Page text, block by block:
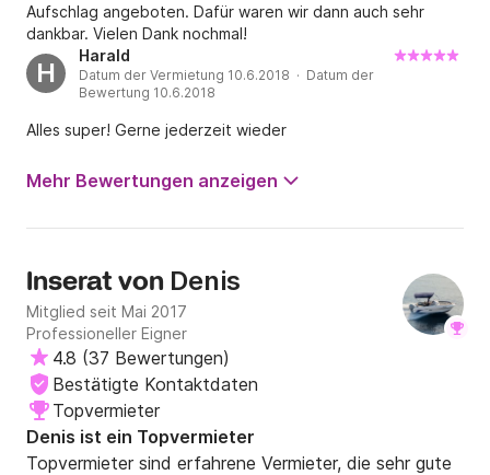
Aufschlag angeboten. Dafür waren wir dann auch sehr
dankbar. Vielen Dank nochmal!
H
Harald
Datum der Vermietung 10.6.2018 · Datum der
Bewertung 10.6.2018
Alles super! Gerne jederzeit wieder
Mehr Bewertungen anzeigen
Inserat von Denis
Mitglied seit Mai 2017
Professioneller Eigner
4.8 (37 Bewertungen)
Bestätigte Kontaktdaten
Topvermieter
Denis ist ein Topvermieter
Topvermieter sind erfahrene Vermieter, die sehr gute